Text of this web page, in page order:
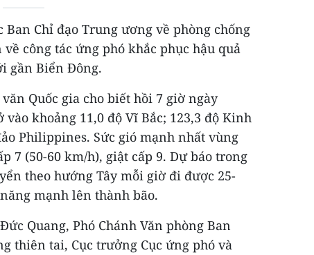
Ban Chỉ đạo Trung ương về phòng chống
công tác ứng phó khắc phục hậu quả
gần Biển Đông.
Quốc gia cho biết hồi 7 giờ ngày
khoảng 11,0 độ Vĩ Bắc; 123,3 độ Kinh
Philippines. Sức gió mạnh nhất vùng
7 (50-60 km/h), giật cấp 9. Dự báo trong
theo hướng Tây mỗi giờ đi được 25-
mạnh lên thành bão.
Quang, Phó Chánh Văn phòng Ban
thiên tai, Cục trưởng Cục ứng phó và